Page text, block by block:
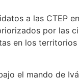
a las CTEP
por las
en los
el mando de